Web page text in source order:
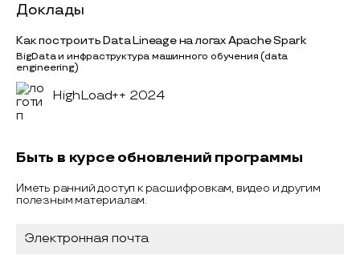
Доклады
Как построить Data Lineage на логах Apache Spark
BigData и инфраструктура машинного обучения (data
engineering)
HighLoad++ 2024
Быть в курсе обновлений программы
Иметь ранний доступ к расшифровкам, видео и другим
полезным материалам.